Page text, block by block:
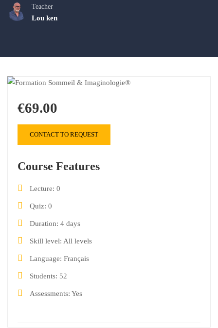
Teacher
Lou ken
€69.00
CONTACT TO REQUEST
Course Features
Lecture 0
Quiz 0
Duration 4 days
Skill level All levels
Language Français
Students 52
Assessments Yes